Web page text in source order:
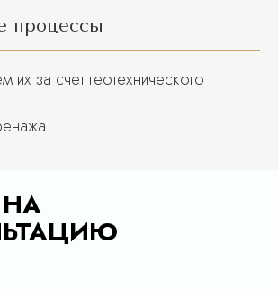
процессы
за счет геотехнического